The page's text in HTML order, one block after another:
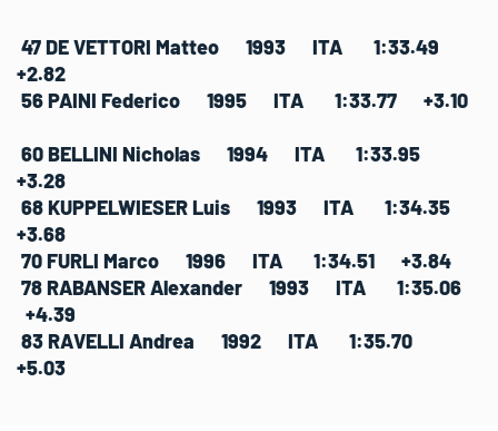
47 DE VETTORI Matteo 1993 ITA 1:33.49
+2.82
56 PAINI Federico 1995 ITA 1:33.77 +3.10
60 BELLINI Nicholas 1994 ITA 1:33.95
+3.28
68 KUPPELWIESER Luis 1993 ITA 1:34.35
+3.68
70 FURLI Marco 1996 ITA 1:34.51 +3.84
78 RABANSER Alexander 1993 ITA 1:35.06
+4.39
83 RAVELLI Andrea 1992 ITA 1:35.70
+5.03